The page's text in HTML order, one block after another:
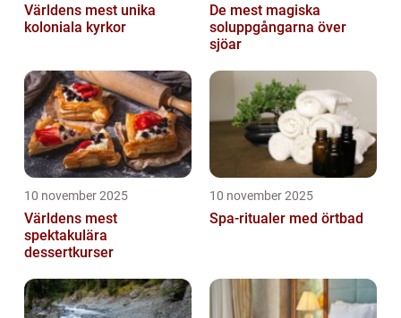
Världens mest unika
koloniala kyrkor
De mest magiska
soluppgångarna över
sjöar
10 november 2025
Världens mest
spektakulära
dessertkurser
10 november 2025
Spa-ritualer med örtbad